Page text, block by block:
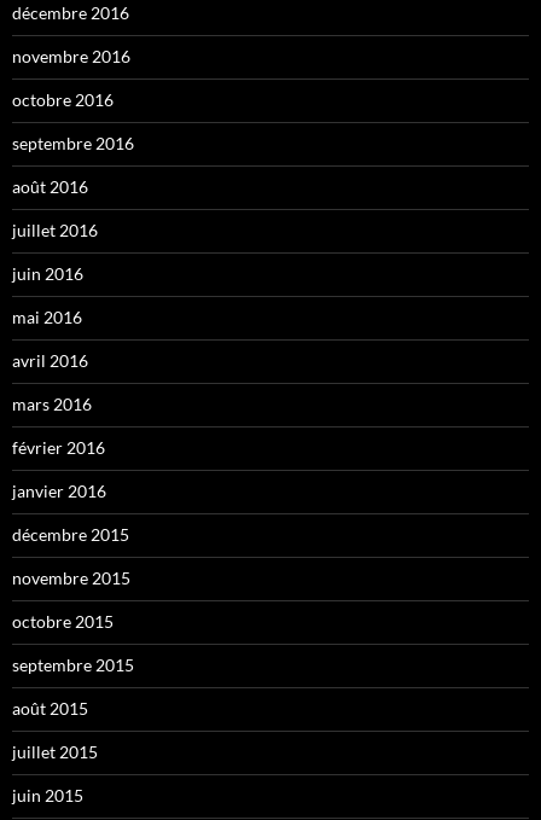
décembre 2016
novembre 2016
octobre 2016
septembre 2016
août 2016
juillet 2016
juin 2016
mai 2016
avril 2016
mars 2016
février 2016
janvier 2016
décembre 2015
novembre 2015
octobre 2015
septembre 2015
août 2015
juillet 2015
juin 2015